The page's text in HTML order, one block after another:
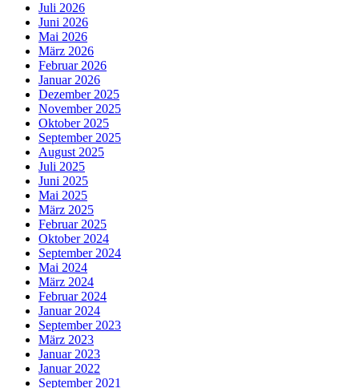
Juli 2026
Juni 2026
Mai 2026
März 2026
Februar 2026
Januar 2026
Dezember 2025
November 2025
Oktober 2025
September 2025
August 2025
Juli 2025
Juni 2025
Mai 2025
März 2025
Februar 2025
Oktober 2024
September 2024
Mai 2024
März 2024
Februar 2024
Januar 2024
September 2023
März 2023
Januar 2023
Januar 2022
September 2021